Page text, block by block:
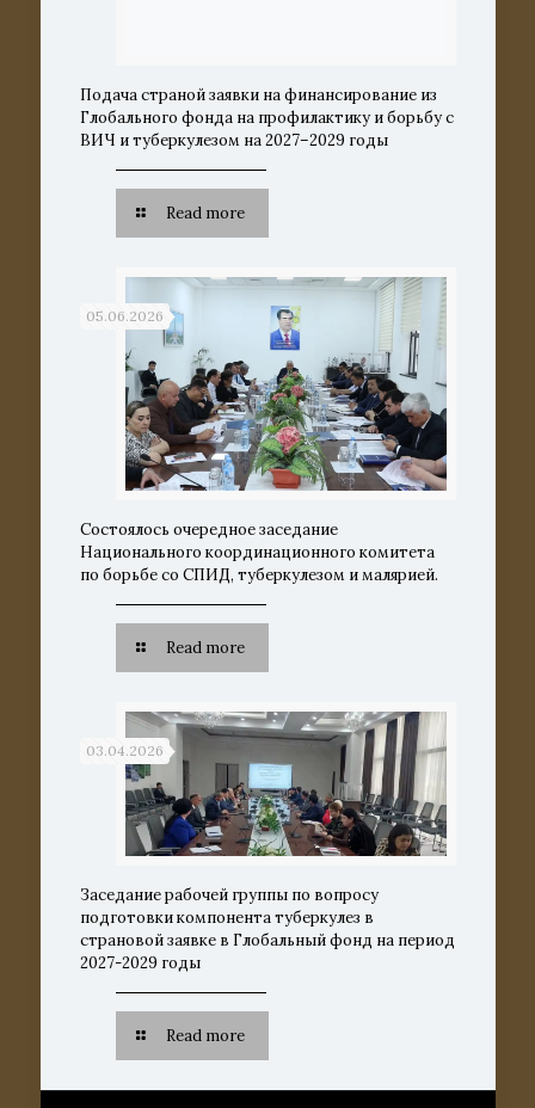
Подача страной заявки на финансирование из
Глобального фонда на профилактику и борьбу с
ВИЧ и туберкулезом на 2027–2029 годы
Read more
05.06.2026
Состоялось очередное заседание
Национального координационного комитета
по борьбе со СПИД, туберкулезом и малярией.
Read more
03.04.2026
Заседание рабочей группы по вопросу
подготовки компонента туберкулез в
страновой заявке в Глобальный фонд на период
2027-2029 годы
Read more